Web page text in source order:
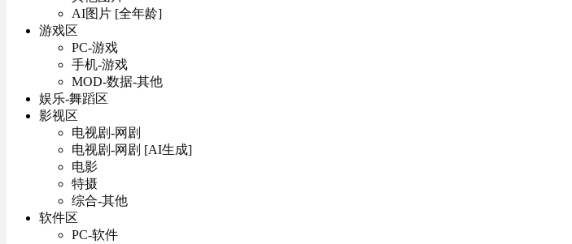
AI图片 [全年龄]
游戏区
PC-游戏
手机-游戏
MOD-数据-其他
娱乐-舞蹈区
影视区
电视剧-网剧
电视剧-网剧 [AI生成]
电影
特摄
综合-其他
软件区
PC-软件